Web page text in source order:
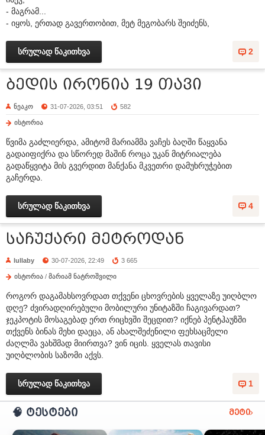
- მაგრამ...
- იყოს, ერთად გავერთობით, მეტ მეგობარს შეიძენს,
2
სრულად წაკითხვა
ბედის ირონია 19 თავი
ნეაკო 31-07-2026, 03:51 582
ისტორია
წვიმა გაძლიერდა, ამიტომ მარიამმა ვაჩეს ბაღში წაყვანა
გადაიფიქრა და სწორედ მაშინ როცა უკან მიტრიალება
გადაწყვიტა მის გვერდით მანქანა მკვეთრი დამუხრუჭებით
გაჩერდა.
4
სრულად წაკითხვა
საჩუქარი მეტროდან
lullaby 30-07-2026, 22:49 3 665
ისტორია / მარიამ ნატროშვილი
როგორ დაგამახსოვრდათ თქვენი ცხოვრების ყველაზე უიღბლო
დღე? ძვირადღირებული მობილური უნიტაზში ჩაგივარდათ?
ჯეკპოტის მოსაგებად ერთ რიცხვში შეცდით? იქნებ პენტჰაუზში
თქვენს ბინას მეხი დაეცა, ან ახალშეძენილი ფეხსაცმელი
ძაღლმა ვახშმად მიირთვა? ვინ იცის. ყველას თავისი
უიღბლობის საზომი აქვს.
1
სრულად წაკითხვა
🧠 ტესტები მეტი